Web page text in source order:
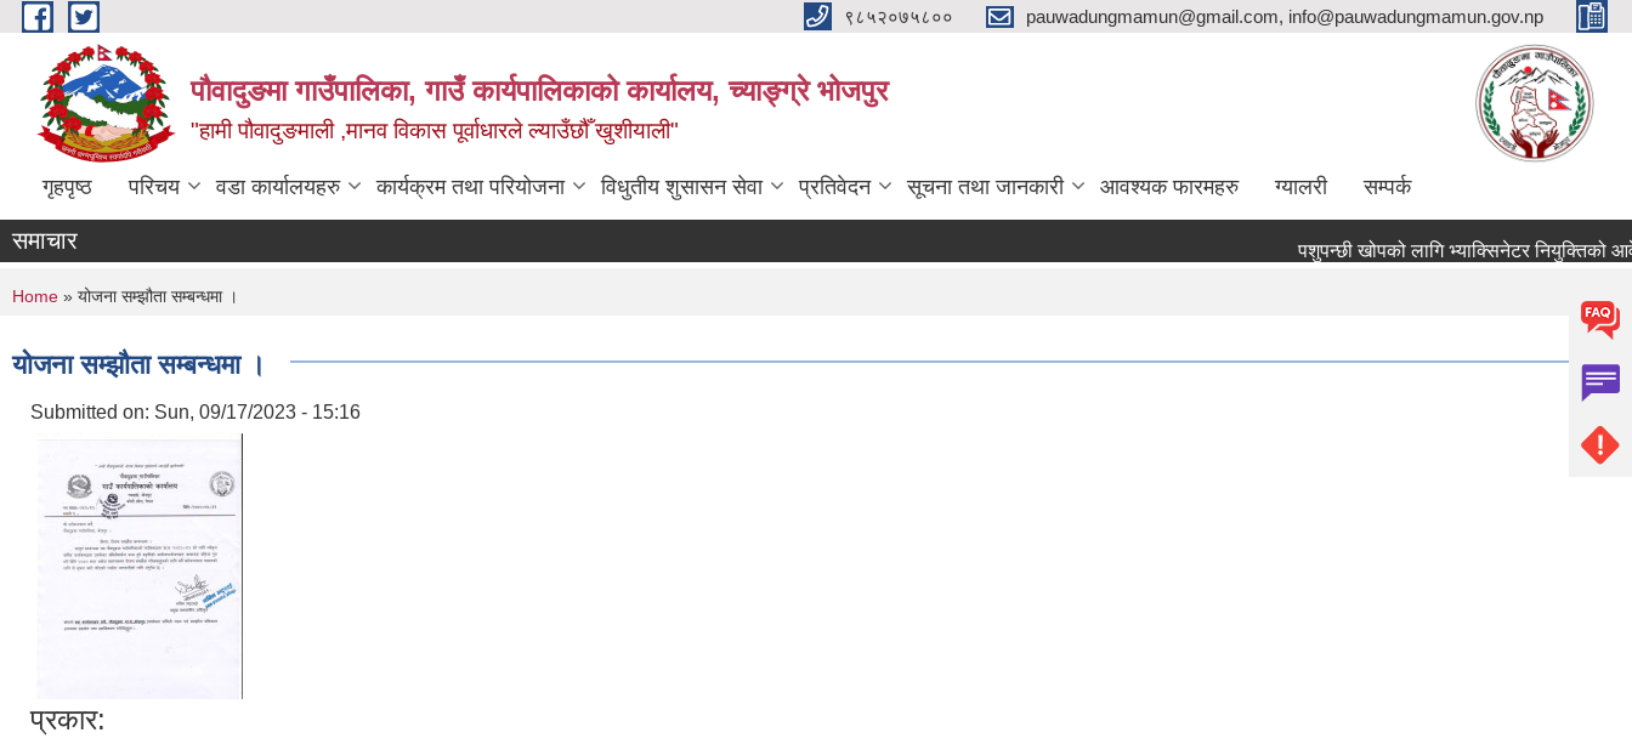
Skip to main content ९८५२०७५८०० pauwadungmamun@gmail.com, info@pauwadungmamun.gov.np
पौवादुङमा गाउँपालिका, गाउँ कार्यपालिकाको कार्यालय, च्याङ्ग्रे भोजपुर
"हामी पौवादुङमाली ,मानव विकास पूर्वाधारले ल्याउँछौँ खुशीयाली"
गृहपृष्ठ परिचय वडा कार्यालयहरु कार्यक्रम तथा परियोजना विधुतीय शुसासन सेवा प्रतिवेदन सूचना तथा जानकारी आवश्यक फारमहरु ग्यालरी सम्पर्क
समाचार पशुपन्छी खोपको लागि भ्याक्सिनेटर नियुक्तिको आवेदन
You are here
Home » योजना सम्झौता सम्बन्धमा ।
योजना सम्झौता सम्बन्धमा ।
Submitted on: Sun, 09/17/2023 - 15:16
प्रकार: